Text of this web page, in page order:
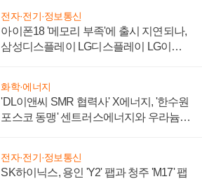
전자·전기·정보통신
아이폰18 '메모리 부족'에 출시 지연되나,
삼성디스플레이 LG디스플레이 LG이노
화학·에너지
'DL이앤씨 SMR 협력사' X에너지, '한수원
포스코 동맹' 센트러스에너지와 우라늄
전자·전기·정보통신
SK하이닉스, 용인 'Y2' 팹과 청주 'M17' 팹